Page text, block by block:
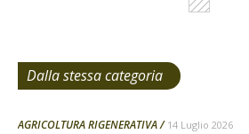
Dalla stessa categoria
AGRICOLTURA RIGENERATIVA 14 Luglio 2026